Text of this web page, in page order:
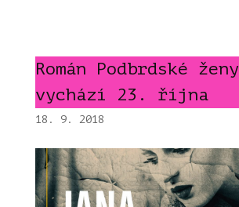
Román Podbrdské ženy
vychází 23. října
18. 9. 2018